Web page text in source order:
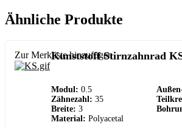
Ähnliche Produkte
Zur Merkliste hinzufügen
Kunststoff Stirnzahnrad
Modul: 0.5
Zähnezahl: 35
Breite: 3
Material: Polyacetal